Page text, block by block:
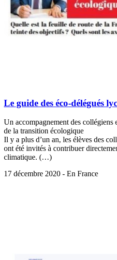
Le guide des éco-délégués
Un accompagnement des collégiens
de la transition écologique
Il y a plus d’un an, les élèves des
ont été invités à contribuer
climatique. (…)
17 décembre 2020 - En France